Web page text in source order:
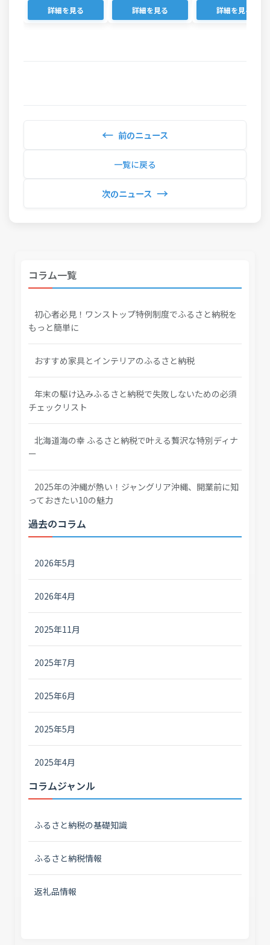
詳細を見る 詳細を見る 詳細を見る
← 前のニュース
一覧に戻る
次のニュース →
コラム一覧
初心者必見！ワンストップ特例制度でふるさと納税を
もっと簡単に
おすすめ家具とインテリアのふるさと納税
年末の駆け込みふるさと納税で失敗しないための必須
チェックリスト
北海道海の幸 ふるさと納税で叶える贅沢な特別ディナ
ー
2025年の沖縄が熱い！ジャングリア沖縄、開業前に知
っておきたい10の魅力
過去のコラム
2026年5月
2026年4月
2025年11月
2025年7月
2025年6月
2025年5月
2025年4月
コラムジャンル
ふるさと納税の基礎知識
ふるさと納税情報
返礼品情報